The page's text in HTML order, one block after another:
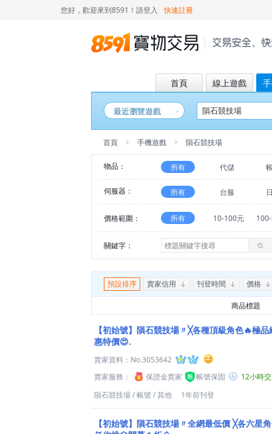
您好，歡迎來到8591！ 請登入 快速註冊
首頁 線上遊戲
最近瀏覽遊戲
首頁 手機遊戲 隕石競技場
物品： 所有 代儲
伺服器： 所有 台服
價格範圍： 所有 10-100元
關鍵字：
預設排序 賣家信用 刊登時間 價格
商品標題
【初始號】隕石競技場〃╳各種頂級角色🔥極
惠特價😍.
賣家資料： No.3053642
賣家服務：
保證金賣家 帳號保固
12小時
隕石競技場/帳號/其他 1年前刊登
【初始號】隕石競技場〃全網最低價 ╳各六星